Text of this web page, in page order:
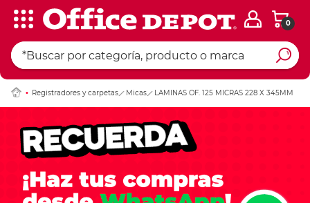
0
Registradores y carpetas Micas LAMINAS OF. 125 MICRAS 228 X 345MM
Ingresar Codigo